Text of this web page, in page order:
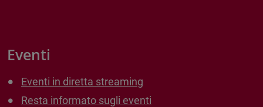
Eventi
Eventi in diretta streaming
Resta informato sugli eventi